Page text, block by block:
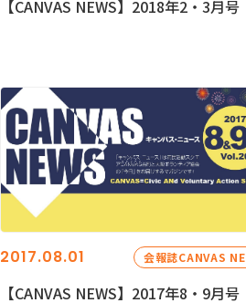
【CANVAS NEWS】2018年2・3月号
2017.08.01 会報誌CANVAS
【CANVAS NEWS】2017年8・9月号